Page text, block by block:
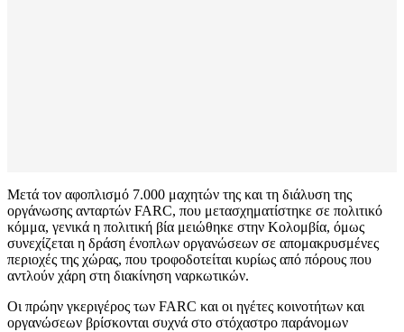
Μετά τον αφοπλισμό 7.000 μαχητών της και τη διάλυση της
οργάνωσης ανταρτών FARC, που μετασχηματίστηκε σε πολιτικό
κόμμα, γενικά η πολιτική βία μειώθηκε στην Κολομβία, όμως
συνεχίζεται η δράση ένοπλων οργανώσεων σε απομακρυσμένες
περιοχές της χώρας, που τροφοδοτείται κυρίως από πόρους που
αντλούν χάρη στη διακίνηση ναρκωτικών.
Οι πρώην γκεριγέρος των FARC και οι ηγέτες κοινοτήτων και
οργανώσεων βρίσκονται συχνά στο στόχαστρο παράνομων